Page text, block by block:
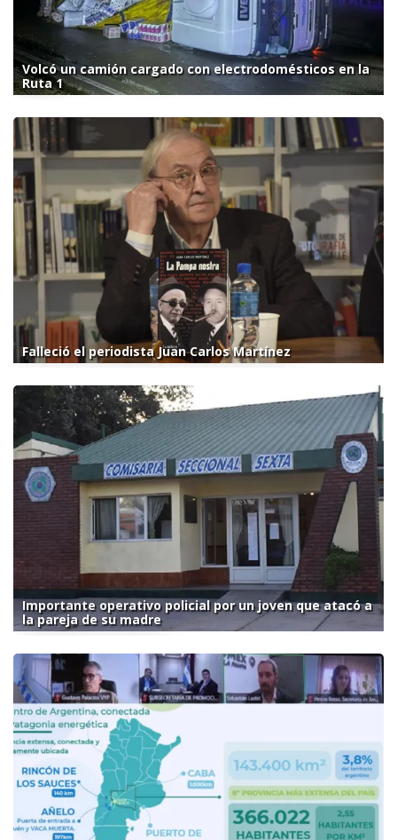
Volcó un camión cargado con electrodomésticos en la
Ruta 1
Falleció el periodista Juan Carlos Martínez
Importante operativo policial por un joven que atacó a
la pareja de su madre